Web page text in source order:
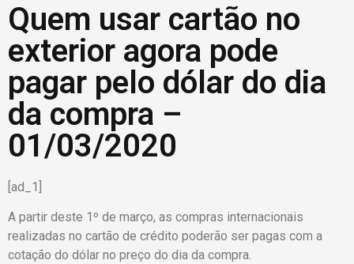
Quem usar cartão no
exterior agora pode
pagar pelo dólar do dia
da compra –
01/03/2020
[ad_1]
A partir deste 1º de março, as compras internacionais
realizadas no cartão de crédito poderão ser pagas com a
cotação do dólar no preço do dia da compra.